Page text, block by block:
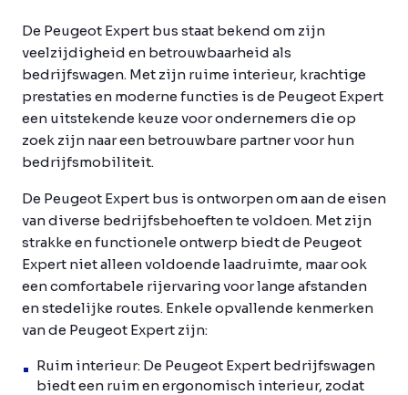
De Peugeot Expert bus staat bekend om zijn
veelzijdigheid en betrouwbaarheid als
bedrijfswagen. Met zijn ruime interieur, krachtige
prestaties en moderne functies is de Peugeot Expert
een uitstekende keuze voor ondernemers die op
zoek zijn naar een betrouwbare partner voor hun
bedrijfsmobiliteit.
De Peugeot Expert bus is ontworpen om aan de eisen
van diverse bedrijfsbehoeften te voldoen. Met zijn
strakke en functionele ontwerp biedt de Peugeot
Expert niet alleen voldoende laadruimte, maar ook
een comfortabele rijervaring voor lange afstanden
en stedelijke routes. Enkele opvallende kenmerken
van de Peugeot Expert zijn:
Ruim interieur: De Peugeot Expert bedrijfswagen
biedt een ruim en ergonomisch interieur, zodat